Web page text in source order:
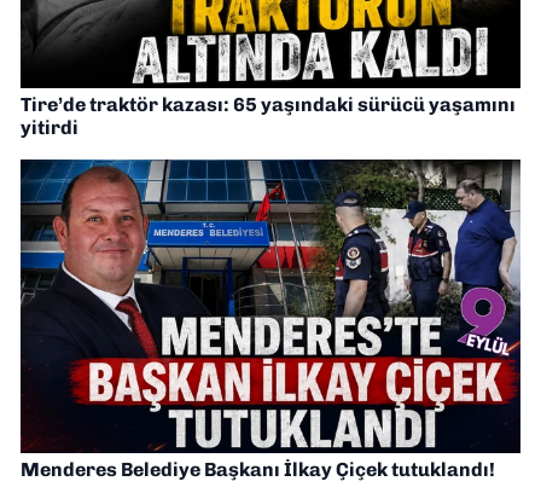
Tire’de traktör kazası: 65 yaşındaki sürücü yaşamını
yitirdi
Menderes Belediye Başkanı İlkay Çiçek tutuklandı!